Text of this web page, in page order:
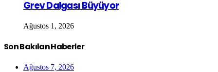
Grev Dalgası Büyüyor
Ağustos 1, 2026
Son Bakılan Haberler
Ağustos 7, 2026